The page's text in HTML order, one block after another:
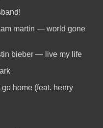
martin — world gone
bieber — live my life
home (feat. henry